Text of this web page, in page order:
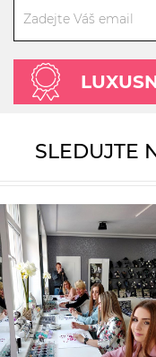
SLEDUJTE